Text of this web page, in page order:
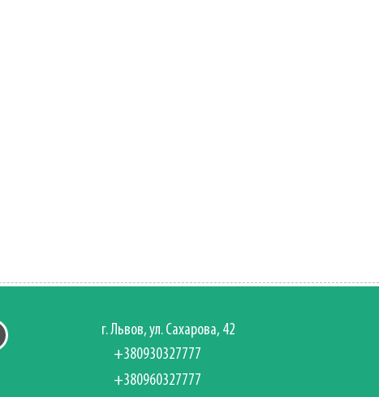
г. Львов, ул. Сахарова, 42
+380930327777
+380960327777